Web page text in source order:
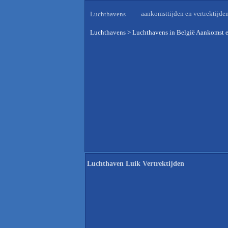
Luchthavens aankomsttijden en
Luchthavens > Luchthavens in België Aankomst
Luchthaven Luik Vertrektijden